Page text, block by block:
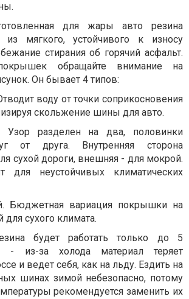
для жары авто резина
из мягкого, устойчивого к износу
стирания об горячий асфальт.
обращайте внимание на
Он бывает 4 типов:
воду от точки соприкосновения
скольжение шины для авто.
Узор разделен на два, половинки
от друга. Внутренняя сторона
сухой дороги, внешняя - для мокрой.
для неустойчивых климатических
Бюджетная вариация покрышки на
для сухого климата.
будет работать только до 5
- из-за холода материал теряет
и ведет себя, как на льду. Ездить на
шинах зимой небезопасно, потому
рекомендуется заменить их